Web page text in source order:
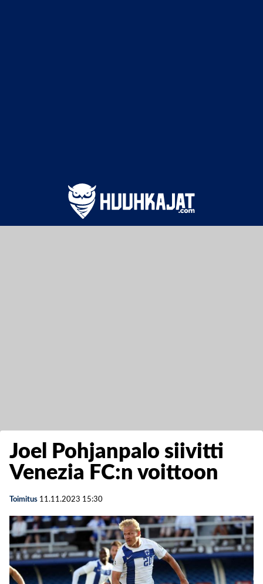
Joel Pohjanpalo siivitti
Venezia FC:n voittoon
Toimitus 11.11.2023 15:30